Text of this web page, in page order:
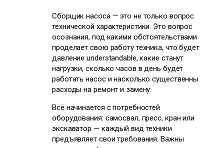
Сборщик насоса — это не только вопрос
технической характеристики. Это вопрос
осознания, под какими обстоятельствами
проделает свою работу техника, что будет
давление understandable, какие станут
нагрузки, сколько часов в день будет
работать насос и насколько существенны
расходы на ремонт и замену.
Всё начинается с потребностей
оборудования: самосвал, пресс, кран или
экскаватор — каждый вид техники
предъявляет свои требования. Важны